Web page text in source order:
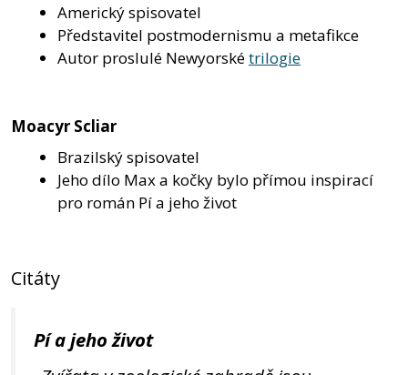
Americký spisovatel
Představitel postmodernismu a metafikce
Autor proslulé Newyorskétrilogie
Moacyr Scliar
Brazilský spisovatel
Jeho dílo Max a kočky bylo přímou inspirací
pro román Pí a jeho život
Citáty
Pí a jeho život